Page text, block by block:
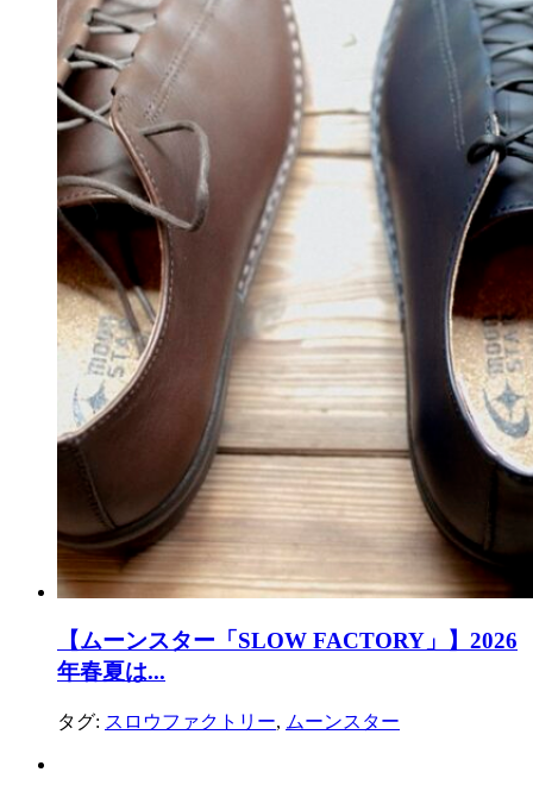
【ムーンスター「SLOW FACTORY」】2026
年春夏は...
タグ: スロウファクトリー, ムーンスター